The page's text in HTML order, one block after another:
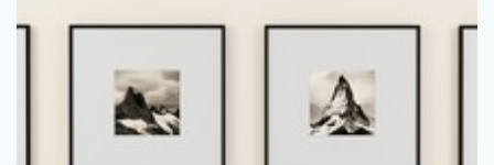
en vägg på att det inte finns någon ursäkt för att bara låta den
stå helt tom. Kanske …